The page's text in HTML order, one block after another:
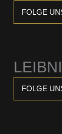
FOLGE
FOLGE